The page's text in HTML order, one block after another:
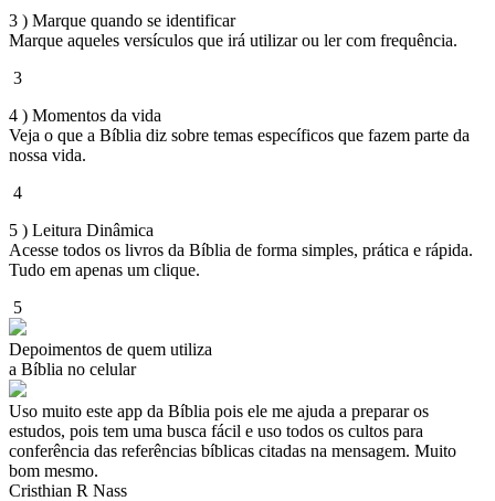
3 ) Marque quando se identificar
Marque aqueles versículos que irá utilizar ou ler com frequência.
3
4 ) Momentos da vida
Veja o que a Bíblia diz sobre temas específicos que fazem parte da
nossa vida.
4
5 ) Leitura Dinâmica
Acesse todos os livros da Bíblia de forma simples, prática e rápida.
Tudo em apenas um clique.
5
Depoimentos de quem utiliza
a Bíblia no celular
Uso muito este app da Bíblia pois ele me ajuda a preparar os
estudos, pois tem uma busca fácil e uso todos os cultos para
conferência das referências bíblicas citadas na mensagem. Muito
bom mesmo.
Cristhian R Nass